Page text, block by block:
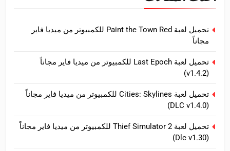
تحميل لعبة Paint the Town Red للكمبيوتر من ميديا فاير
مجاناً
تحميل لعبة Last Epoch للكمبيوتر من ميديا فاير مجاناً
(v1.4.2)
تحميل لعبة Cities: Skylines للكمبيوتر من ميديا فاير مجاناً
(DLC v1.4.0)
تحميل لعبة Thief Simulator 2 للكمبيوتر من ميديا فاير مجاناً
(Dlc v1.30)